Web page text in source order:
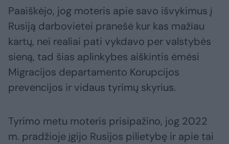
Paaiškėjo, jog moteris apie savo išvykimus į
Rusiją darbovietei pranešė kur kas mažiau
kartų, nei realiai pati vykdavo per valstybės
sieną, tad šias aplinkybes aiškintis ėmėsi
Migracijos departamento Korupcijos
prevencijos ir vidaus tyrimų skyrius.
Tyrimo metu moteris prisipažino, jog 2022
m. pradžioje įgijo Rusijos pilietybę ir apie tai